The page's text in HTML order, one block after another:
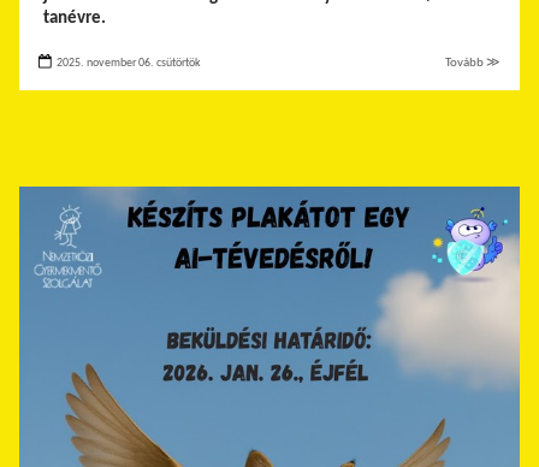
tanévre.
2025. november 06. csütörtök Tovább ≫